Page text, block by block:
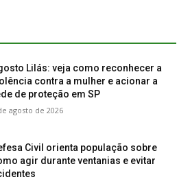
Lilás: veja como reconhecer a
contra a mulher e acionar a
de proteção em SP
agosto de 2026
Civil orienta população sobre
agir durante ventanias e evitar